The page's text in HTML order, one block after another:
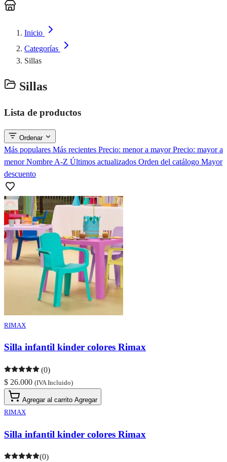
Inicio
Categorías
Sillas
Sillas
Lista de productos
Ordenar
Más populares Más recientes Precio: menor a mayorPrecio: mayor a
menorNombre A-Z Últimos actualizados Orden del catálogo Mayor
descuento
RIMAX
Silla infantil kinder colores Rimax
(0)
$ 26.000 (IVA Incluido)
Agregar al carrito Agregar
RIMAX
Silla infantil kinder colores Rimax
(0)